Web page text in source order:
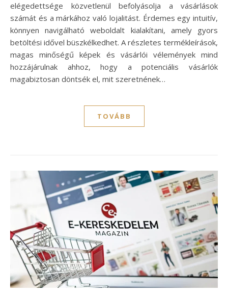
elégedettsége közvetlenül befolyásolja a vásárlások
számát és a márkához való lojalitást. Érdemes egy intuitív,
könnyen navigálható weboldalt kialakítani, amely gyors
betöltési idővel büszkélkedhet. A részletes termékleírások,
magas minőségű képek és vásárlói vélemények mind
hozzájárulnak ahhoz, hogy a potenciális vásárlók
magabiztosan döntsék el, mit szeretnének…
TOVÁBB